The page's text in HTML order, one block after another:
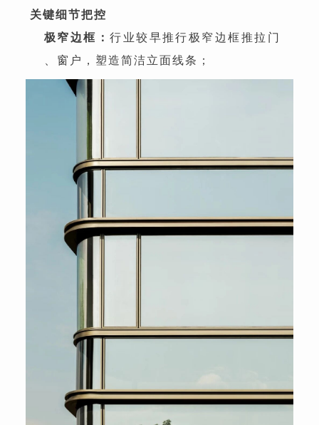
关键细节把控
极窄边框：行业较早推行极窄边框推拉门
、窗户，塑造简洁立面线条；